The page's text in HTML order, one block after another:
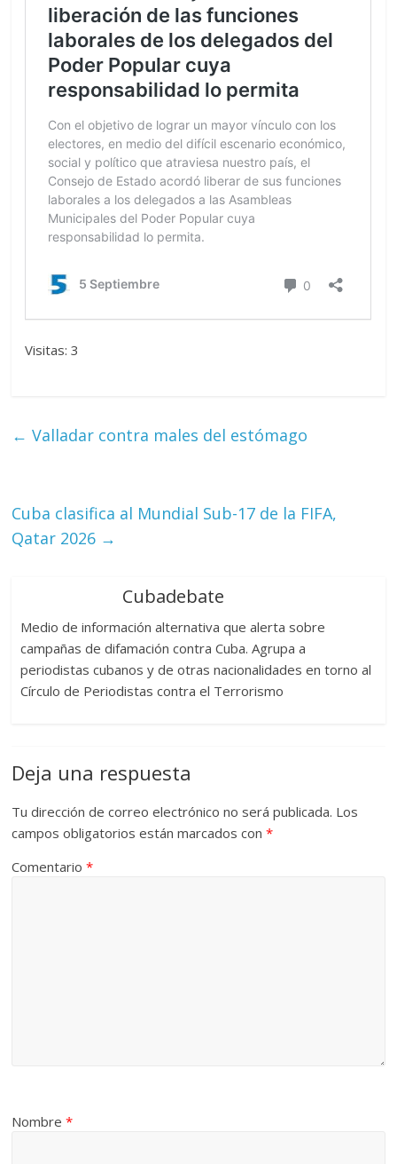
Visitas: 3
← Valladar contra males del estómago
Cuba clasifica al Mundial Sub-17 de la FIFA,
Qatar 2026 →
Cubadebate
Medio de información alternativa que alerta sobre
campañas de difamación contra Cuba. Agrupa a
periodistas cubanos y de otras nacionalidades en torno al
Círculo de Periodistas contra el Terrorismo
Deja una respuesta
Tu dirección de correo electrónico no será publicada. Los
campos obligatorios están marcados con*
Comentario*
Nombre*